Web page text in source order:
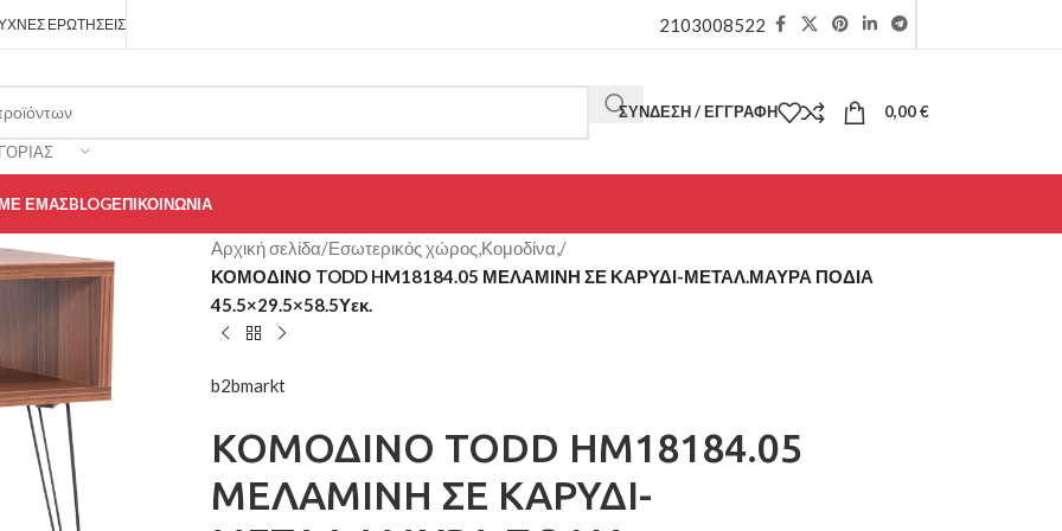
ΕΡΩΤΉΣΕΙΣ 2103008522
ΣΎΝΔΕΣΗ / ΕΓΓΡΑΦΉ 0,00€
ΕΜΆΣBLOGΕΠΙΚΟΙΝΩΝΊΑ
Αρχική σελίδα/Εσωτερικός χώρος,Κομοδίνα,/
ΚΟΜΟΔΙΝΟ TODD HM18184.05 ΜΕΛΑΜΙΝΗ ΣΕ ΚΑΡΥΔΙ-ΜΕΤΑΛ.ΜΑΥΡΑ ΠΟΔΙΑ
45.5×29.5×58.5Υεκ.
b2bmarkt
ΚΟΜΟΔΙΝΟ TODD HM18184.05
ΜΕΛΑΜΙΝΗ ΣΕ ΚΑΡΥΔΙ-